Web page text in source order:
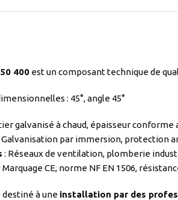
400 est un composant technique de
: 45°, angle 45°
galvanisé à chaud, épaisseur conforme
Galvanisation par immersion, protection
: Réseaux de ventilation, plomberie
Marquage CE, norme NF EN 1506,
à une installation par des